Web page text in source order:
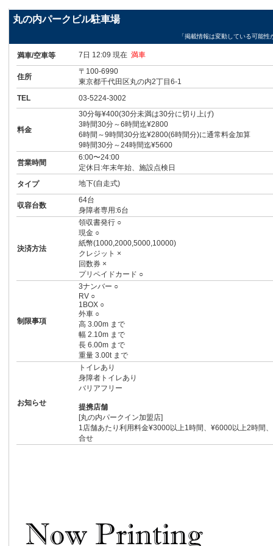
丸の内パークビル駐車場
「掲載情報は変動している可能
満車/空車等 7日 12:09 現在 満車
住所
〒100-6990
東京都千代田区丸の内2丁目6-1
TEL
03-5224-3002
料金
30分毎¥400(30分未満は30分に切り上げ)
3時間30分～6時間迄¥2800
6時間～9時間30分迄¥2800(6時間分)に通常料金加算
9時間30分～24時間迄¥5600
営業時間
6:00〜24:00
定休日:年末年始、施設点検日
タイプ
地下(自走式)
収容台数
64台
身障者専用:6台
決済方法
領収書発行 ○
現金 ○
紙幣(1000,2000,5000,10000)
クレジット ×
回数券 ×
プリペイドカード ○
制限事項
3ナンバー ○
RV ○
1BOX ○
外車 ○
高 3.00m まで
幅 2.10m まで
長 6.00m まで
重量 3.00t まで
お知らせ
トイレあり
身障者トイレあり
バリアフリー
提携店舗
[丸の内パークイン加盟店]
1店舗あたり利用料金¥3000以上1時間、¥6000以上2時間
合せ